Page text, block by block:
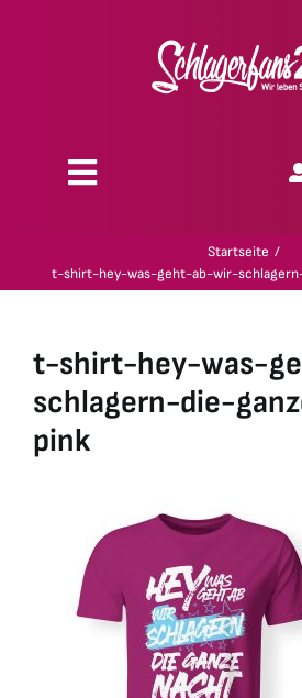
Toggle
Geschenk-Gutscheine
Kollektionen
Startseite
t-shirt-hey-was-geht-ab-wir-
t-shirt-hey-was-
schlagern-die-
pink